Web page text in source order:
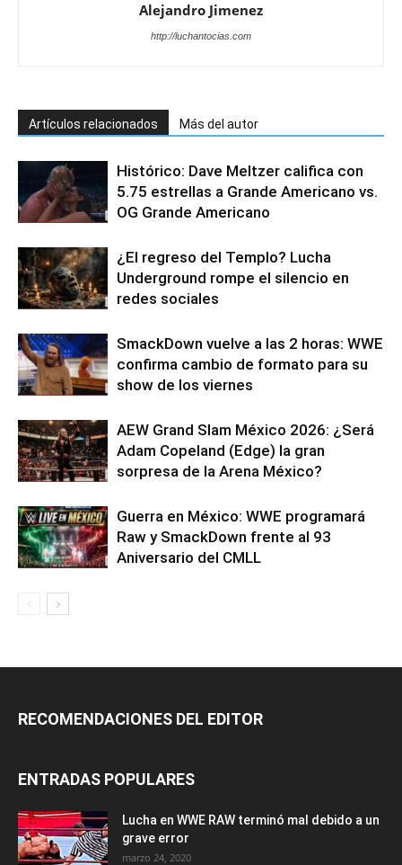
Alejandro Jimenez
http://luchantocias.com
Artículos relacionados Más del autor
Histórico: Dave Meltzer califica con
5.75 estrellas a Grande Americano vs.
OG Grande Americano
¿El regreso del Templo? Lucha
Underground rompe el silencio en
redes sociales
SmackDown vuelve a las 2 horas: WWE
confirma cambio de formato para su
show de los viernes
AEW Grand Slam México 2026: ¿Será
Adam Copeland (Edge) la gran
sorpresa de la Arena México?
Guerra en México: WWE programará
Raw y SmackDown frente al 93
Aniversario del CMLL
RECOMENDACIONES DEL EDITOR
ENTRADAS POPULARES
Lucha en WWE RAW terminó mal debido a un
grave error
marzo 24, 2020